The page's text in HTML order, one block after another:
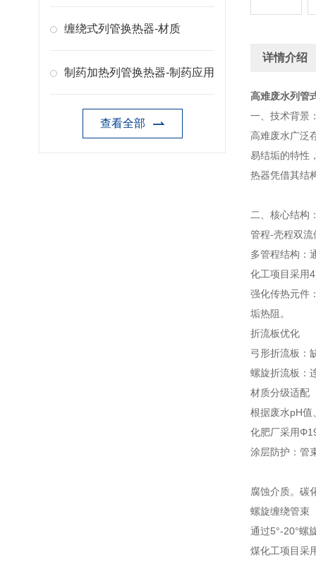
缠绕式列管换热器-材质
制药加热列管换热器-制药应用
查看全部
详情介绍
高难废水列管
一、技术背景
高难废水广泛
易结垢的特性
热器凭借其结
二、核心结构
管程-壳程双流
多管程结构：
化工项目采用
强化传热元件
垢热阻。
折流板优化
弓形折流板：
螺旋折流板：
材质分级适配
根据废水pH值
化肥厂采用
涂层防护：管
腐蚀介质。碳
螺旋缠绕管束
通过5°-20°螺
煤化工项目采